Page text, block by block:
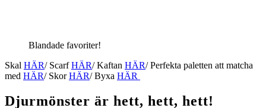
Blandade favoriter!
Skal HÄR/ ScarfHÄR/ Kaftan HÄR/ Perfekta paletten att matcha
med HÄR/ SkorHÄR/ Byxa HÄR
Djurmönster är hett, hett, hett!